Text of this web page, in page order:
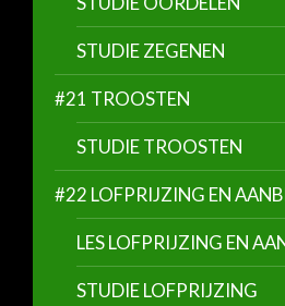
STUDIE ZEGENEN
#21 TROOSTEN
STUDIE TROOSTEN
#22 LOFPRIJZING EN
LES LOFPRIJZING EN
STUDIE LOFPRIJZING